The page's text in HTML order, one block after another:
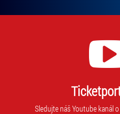
Sledujte náš Youtube kanál